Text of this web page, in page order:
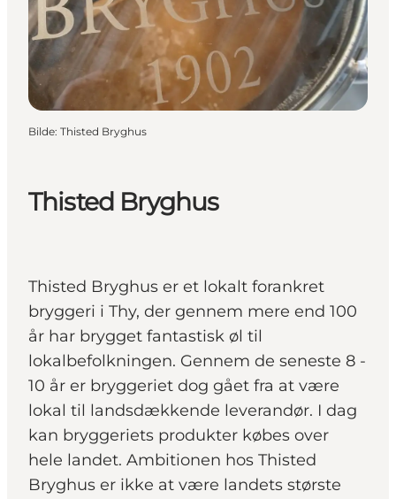
Planlegg ferien
Thisted Bryghus
Thisted Bryghus er et lokalt forankret
bryggeri i Thy, der gennem mere end 100
år har brygget fantastisk øl til
lokalbefolkningen. Gennem de seneste 8 -
10 år er bryggeriet dog gået fra at være
lokal til landsdækkende leverandør. I dag
kan bryggeriets produkter købes over
hele landet. Ambitionen hos Thisted
Bryghus er ikke at være landets største
Bilde: Thisted Bryghus